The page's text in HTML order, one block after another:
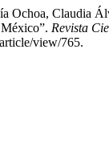
Ochoa, Claudia
Revista
view/765.